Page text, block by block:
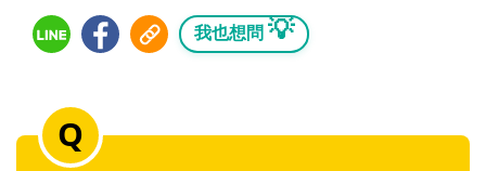
我也想問 💡